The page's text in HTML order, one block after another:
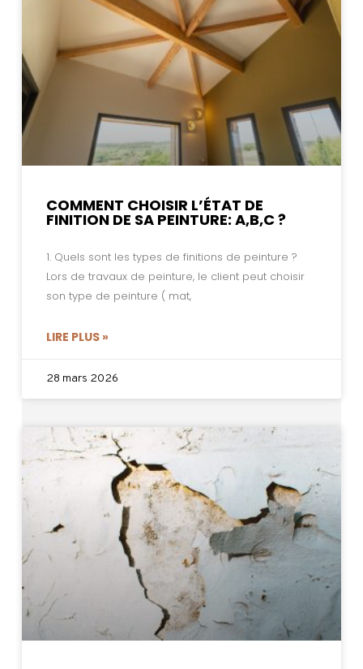
COMMENT CHOISIR L’ÉTAT DE
FINITION DE SA PEINTURE: A,B,C ?
1. Quels sont les types de finitions de peinture ?
Lors de travaux de peinture, le client peut choisir
son type de peinture ( mat,
LIRE PLUS »
28 mars 2026